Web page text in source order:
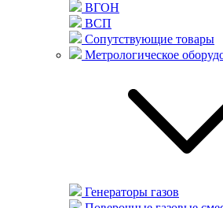
ВГОН
ВСП
Сопутствующие товары
Метрологическое
Генераторы газов